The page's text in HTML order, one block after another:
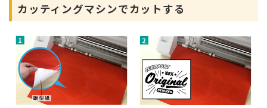
カッティングマシンでカットする